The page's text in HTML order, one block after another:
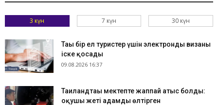
3 күн 7 күн 30 күн
Тағы бір ел туристер үшін электронды визаны
іске қосады
09.08.2026 16:37
Таиландтағы мектепте жаппай атыс болды:
оқушы жеті адамды өлтірген